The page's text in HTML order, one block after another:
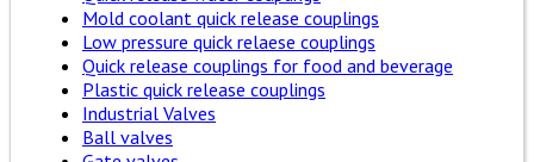
Mold coolant quick release couplings
Low pressure quick relaese couplings
Quick release couplings for food and beverage
Plastic quick release couplings
Industrial Valves
Ball valves